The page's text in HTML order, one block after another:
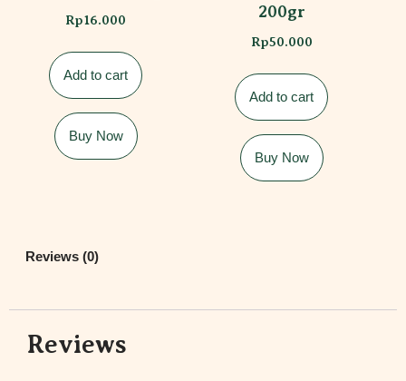
Rp16.000
Add to cart
Buy Now
200gr
Rp50.000
Add to cart
Buy Now
Reviews (0)
Reviews